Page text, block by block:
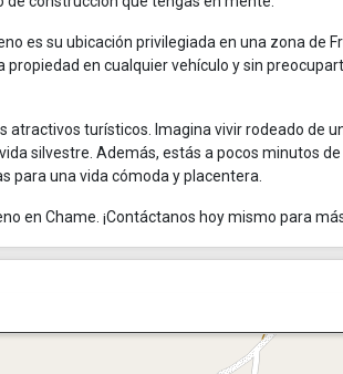
es su ubicación privilegiada en una zona de
en cualquier vehículo y sin
atractivos turísticos. Imagina vivir rodeado de
silvestre. Además, estás a pocos minutos
para una vida cómoda y placentera.
en Chame. ¡Contáctanos hoy mismo para